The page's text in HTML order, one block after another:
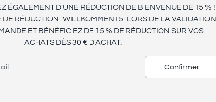
ÉGALEMENT D'UNE RÉDUCTION DE BIENVENUE DE 15 % !
DE RÉDUCTION "WILLKOMMEN15" LORS DE LA VALIDATION
ET BÉNÉFICIEZ DE 15 % DE RÉDUCTION SUR VOS
ACHATS DÈS 30 € D'ACHAT.
Confirmer